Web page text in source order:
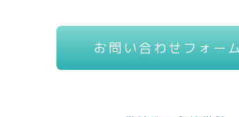
お問い合わせフォー